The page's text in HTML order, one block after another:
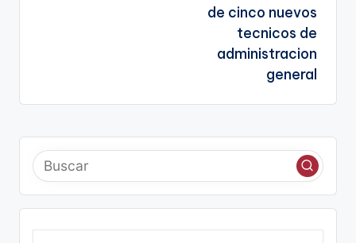
de cinco nuevos
tecnicos de
administracion
general